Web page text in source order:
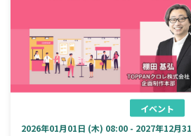
イベント
2026年01月01日 (木) 08:00 - 2027年12月